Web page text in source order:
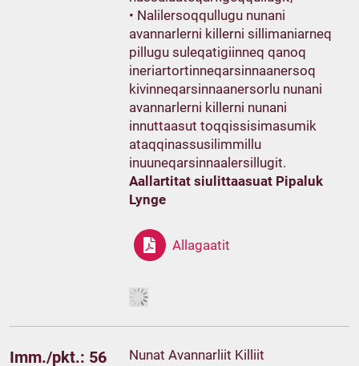
• Nalilersoqqullugu nunani
avannarlerni killerni sillimaniarneq
pillugu suleqatigiinneq qanoq
ineriartortinneqarsinnaanersoq
kivinneqarsinnaanersorlu nunani
avannarlerni killerni nunani
innuttaasut toqqissisimasumik
ataqqinassusilimmillu
inuuneqarsinnaalersillugit.
Aallartitat siulittaasuat Pipaluk
Lynge
Allagaatit
Imm./pkt.: 56
Nunat Avannarliit Killiit